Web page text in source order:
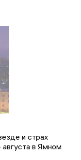
и страх
августа в Ямном